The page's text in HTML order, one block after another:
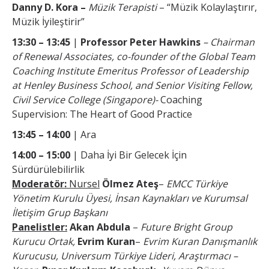
Danny D. Kora – Müzik Terapisti– “Müzik Kolaylaştırır,
Müzik İyileştirir”
13:30 – 13:45 | Professor Peter Hawkins – Chairman
of Renewal Associates, co-founder of the Global Team
Coaching Institute Emeritus Professor of Leadership
at Henley Business School, and Senior Visiting Fellow,
Civil Service College (Singapore)-Coaching
Supervision: The Heart of Good Practice
13:45 – 14:00 | Ara
14:00 – 15:00 | Daha İyi Bir Gelecek İçin
Sürdürülebilirlik
Moderatör: Nursel Ölmez Ateş– EMCC Türkiye
Yönetim Kurulu Üyesi, İnsan Kaynakları ve Kurumsal
İletişim Grup Başkanı
Panelistler:Akan Abdula – Future Bright Group
Kurucu Ortak, Evrim Kuran– Evrim Kuran Danışmanlık
Kurucusu, Universum Türkiye Lideri, Araştırmacı –